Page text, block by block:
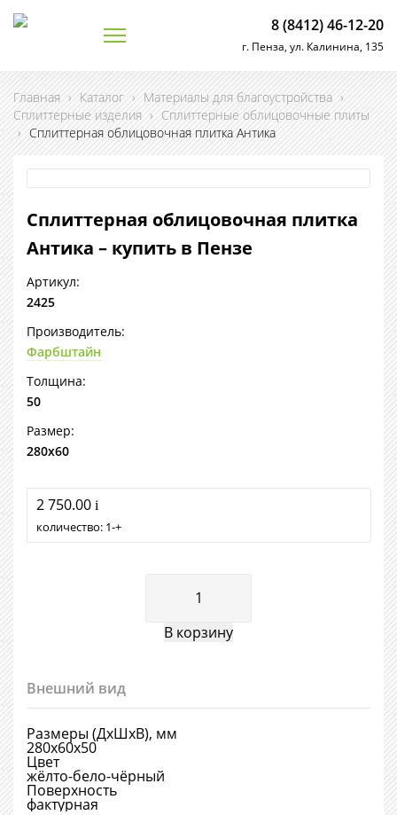
8 (8412) 46-12-20
г. Пенза, ул. Калинина, 135
Главная › Каталог › Материалы для благоустройства ›
Сплиттерные изделия › Сплиттерные облицовочные плиты
› Сплиттерная облицовочная плитка Антика
Сплиттерная облицовочная плитка
Антика – купить в Пензе
Артикул:
2425
Производитель:
Фарбштайн
Толщина:
50
Размер:
280х60
2 750.00 i
количество: 1 +
Внешний вид
Размеры (ДхШхВ), мм
280х60х50
Цвет
жёлто-бело-чёрный
Поверхность
фактурная